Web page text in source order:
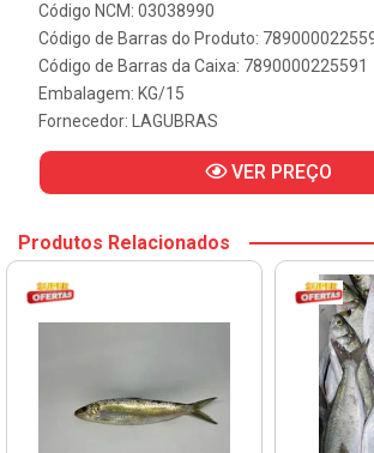
Código NCM: 03038990
Código de Barras do Produto:
Código de Barras da Caixa: 7890000225591
Embalagem: KG/15
Fornecedor:
LAGUBRAS
VER PREÇO
Produtos Relacionados